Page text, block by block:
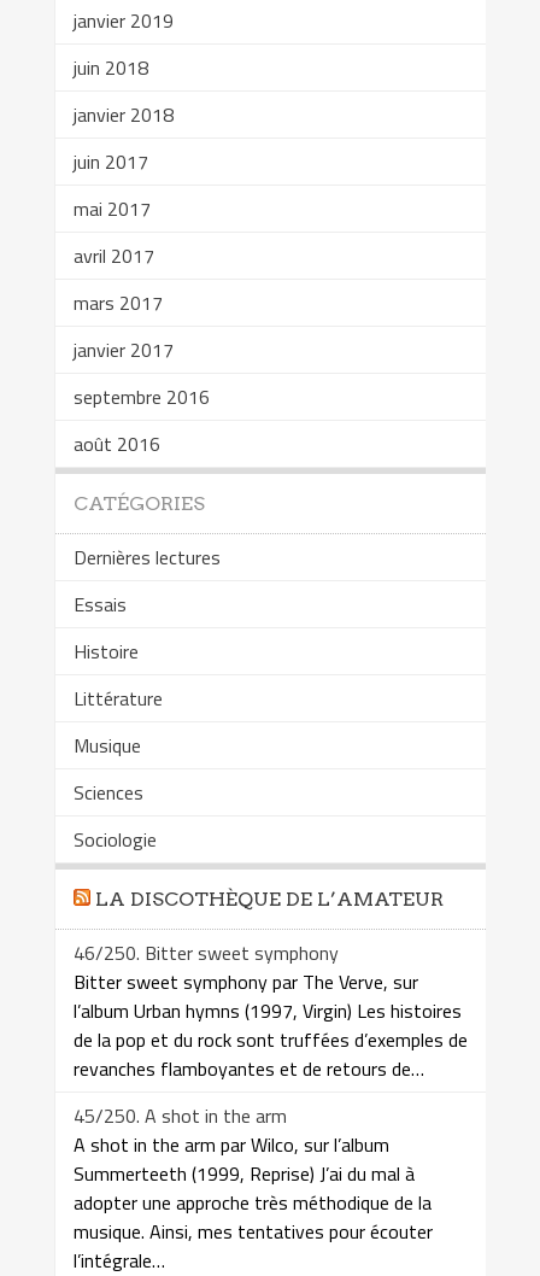
janvier 2019
juin 2018
janvier 2018
juin 2017
mai 2017
avril 2017
mars 2017
janvier 2017
septembre 2016
août 2016
CATÉGORIES
Dernières lectures
Essais
Histoire
Littérature
Musique
Sciences
Sociologie
LA DISCOTHÈQUE DE L’AMATEUR
46/250. Bitter sweet symphony
Bitter sweet symphony par The Verve, sur
l’album Urban hymns (1997, Virgin) Les histoires
de la pop et du rock sont truffées d’exemples de
revanches flamboyantes et de retours de…
45/250. A shot in the arm
A shot in the arm par Wilco, sur l’album
Summerteeth (1999, Reprise) J’ai du mal à
adopter une approche très méthodique de la
musique. Ainsi, mes tentatives pour écouter
l’intégrale…